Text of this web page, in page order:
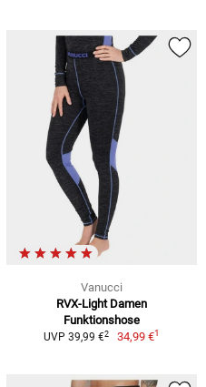
Vanucci
RVX-Light Damen
Funktionshose
UVP 39,99 €2 34,99 €1